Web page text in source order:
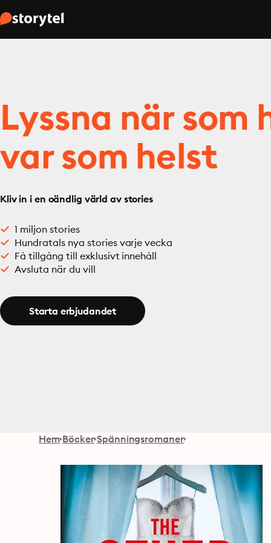
Lyssna när som
var som helst
Kliv in i en oändlig värld av stories
1 miljon stories
Hundratals nya stories varje vecka
Få tillgång till exklusivt innehåll
Avsluta när du vill
Starta erbjudandet
Hem Böcker Spänningsromaner